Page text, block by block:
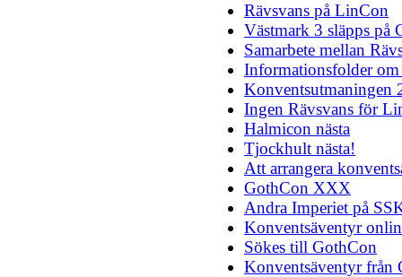
Rävsvans på LinCon
Västmark 3 släpps på
Samarbete mellan
Informationsfolder
Konventsutmaningen
Ingen Rävsvans för
Halmicon nästa
Tjockhult nästa!
Att arrangera
GothCon XXX
Andra Imperiet på
Konventsäventyr
Sökes till GothCon
Konventsäventyr